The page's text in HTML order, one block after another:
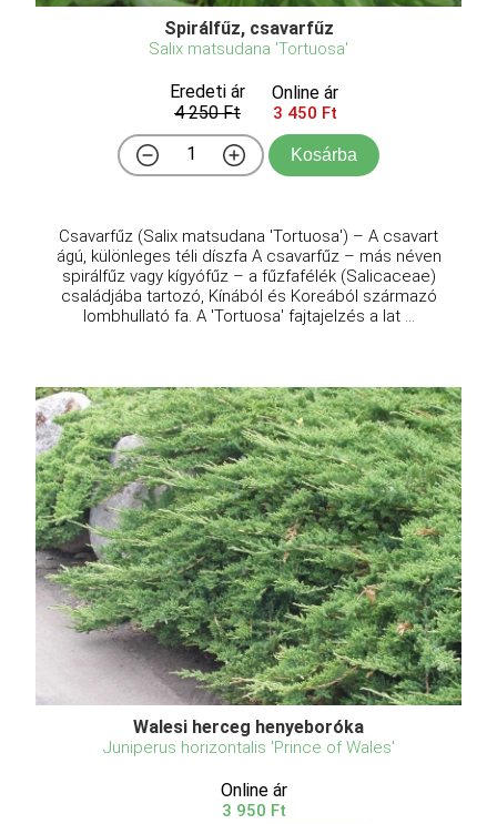
Spirálfűz, csavarfűz
Salix matsudana 'Tortuosa'
Eredeti ár
4 250 Ft
Online ár
3 450 Ft
Kosárba
Csavarfűz (Salix matsudana 'Tortuosa') – A csavart
ágú, különleges téli díszfa A csavarfűz – más néven
spirálfűz vagy kígyófűz – a fűzfafélék (Salicaceae)
családjába tartozó, Kínából és Koreából származó
lombhullató fa. A 'Tortuosa' fajtajelzés a lat ...
Walesi herceg henyeboróka
Juniperus horizontalis 'Prince of Wales'
Online ár
3 950 Ft